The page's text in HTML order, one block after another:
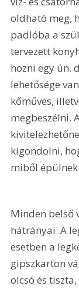
oldható meg,
padlóba a
tervezett
hozni egy ún.
lehetősége
kőműves,
megbeszélni.
kigondolni,
miből
Minden belső
hátrányai. A
esetben a
gipszkarton
olcsó és